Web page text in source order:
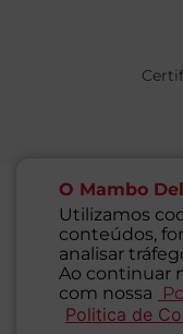
O Mambo
Utilizamos
conteúdos,
analisar
Ao continuar
com nossa
Politica de
@ 2021 MAMBO -
CNPJ: 71.676.316/
Endereço: Rua